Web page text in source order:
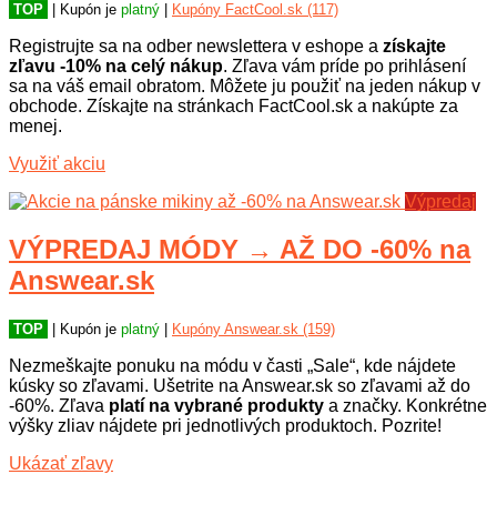
TOP | Kupón je platný Kupóny FactCool.sk (117)
Registrujte sa na odber newslettera v eshope a získajte
zľavu -10% na celý nákup. Zľava vám príde po prihlásení
sa na váš email obratom. Môžete ju použiť na jeden nákup v
obchode. Získajte na stránkach FactCool.sk a nakúpte za
menej.
Využiť akciu
Výpredaj
VÝPREDAJ MÓDY → AŽ DO -60% na
Answear.sk
TOP | Kupón je platný Kupóny Answear.sk (159)
Nezmeškajte ponuku na módu v časti „Sale“, kde nájdete
kúsky so zľavami. Ušetrite na Answear.sk so zľavami až do
-60%. Zľava platí na vybrané produkty a značky. Konkrétne
výšky zliav nájdete pri jednotlivých produktoch. Pozrite!
Ukázať zľavy